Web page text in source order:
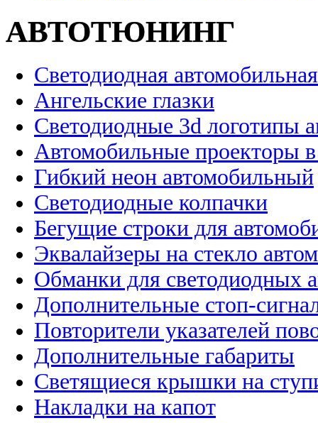
АВТОТЮНИНГ
Светодиодная
Ангельские глазки
Светодиодные 3d логотипы
Автомобильные проекторы
Гибкий неон автомобильный
Светодиодные колпачки
Бегущие строки для
Эквалайзеры на стекло
Обманки для светодиодных
Дополнительные стоп-
Повторители указателей
Дополнительные габариты
Светящиеся крышки на
Накладки на капот